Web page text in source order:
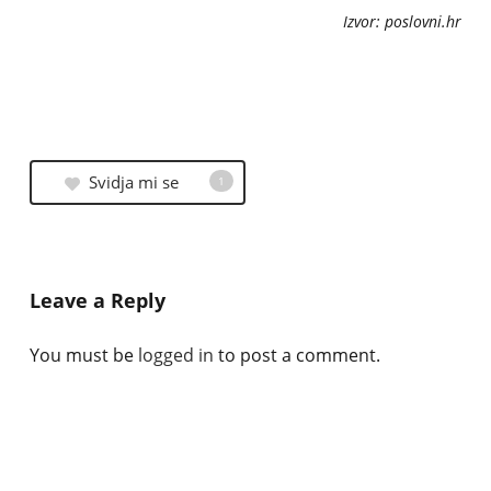
Izvor: poslovni.hr
Svidja mi se 1
Leave a Reply
You must be logged in to post a comment.